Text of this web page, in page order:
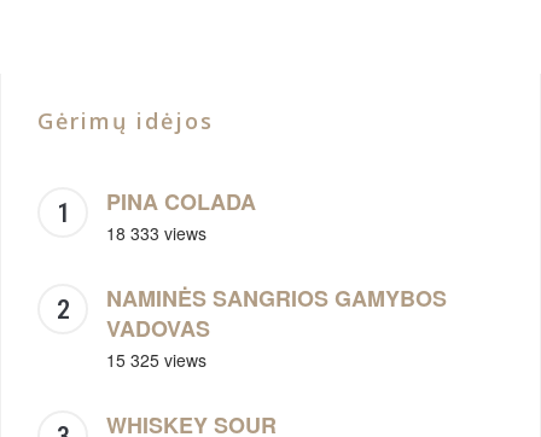
Gėrimų idėjos
PINA COLADA
18 333 views
NAMINĖS SANGRIOS GAMYBOS
VADOVAS
15 325 views
WHISKEY SOUR